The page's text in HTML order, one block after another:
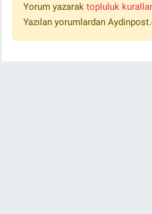
Yorum yazarak topluluk
Yazılan yorumlardan